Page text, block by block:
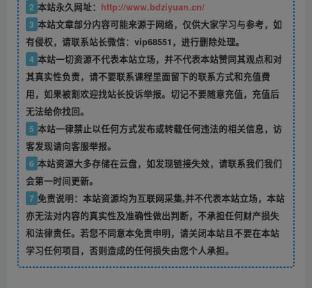
2 本站永久网址： http://www.bdziyuan.cn/
3 本站文章部分内容可能来源于网络，仅供大家学习与参考，如
有侵权，请联系站长微信：vip68551，进行删除处理。
4 本站一切资源不代表本站立场，并不代表本站赞同其观点和对
其真实性负责，请不要联系课程里面留下的联系方式和充值费
用，如果被割欢迎找站长投诉举报。切记不要随意充值，充值后
无法给你找回。
5 本站一律禁止以任何方式发布或转载任何违法的相关信息，访
客发现请向客服举报。
6 本站资源大多存储在云盘，如发现链接失效，请联系我们我们
会第一时间更新。
7 免责说明：本站资源均为互联网采集,并不代表本站立场，本站
亦无法对内容的真实性及准确性做出判断，不承担任何财产损失
和法律责任。若您不同意本免责申明，请关闭本站且不要在本站
学习任何项目，否则造成的任何损失由您个人承担。